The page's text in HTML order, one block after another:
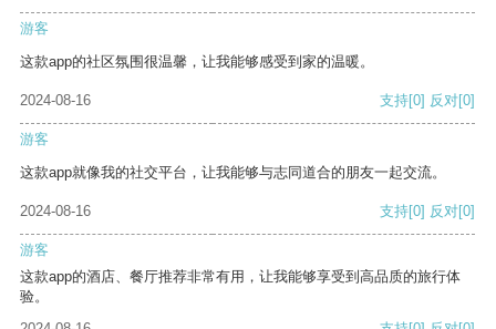
游客
这款app的社区氛围很温馨，让我能够感受到家的温暖。
2024-08-16 支持[0] 反对[0]
游客
这款app就像我的社交平台，让我能够与志同道合的朋友一起交流。
2024-08-16 支持[0] 反对[0]
游客
这款app的酒店、餐厅推荐非常有用，让我能够享受到高品质的旅行体
验。